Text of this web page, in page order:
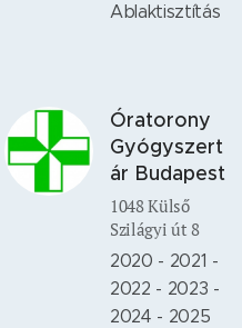
Ablaktisztítás
Óratorony
Gyógyszert
ár Budapest
1048 Külső
Szilágyi út 8
2020 - 2021 -
2022 - 2023 -
2024 - 2025